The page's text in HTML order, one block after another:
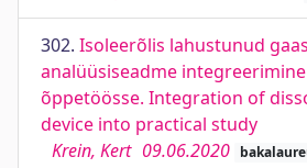
302. Isoleerõlis lahustunud
analüüsiseadme
õppetöösse. Integration of
device into practical study
Krein, Kert 09.06.2020